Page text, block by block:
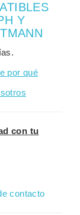
Y
.
por qué
con tu
contacto